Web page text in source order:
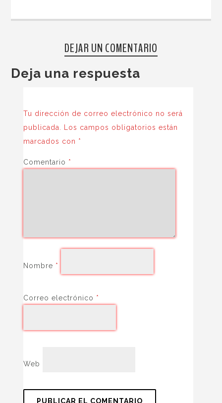
DEJAR UN COMENTARIO
Deja una respuesta
Tu dirección de correo electrónico no será
publicada.
Los campos obligatorios están
marcados con *
Comentario *
Nombre *
Correo electrónico *
Web